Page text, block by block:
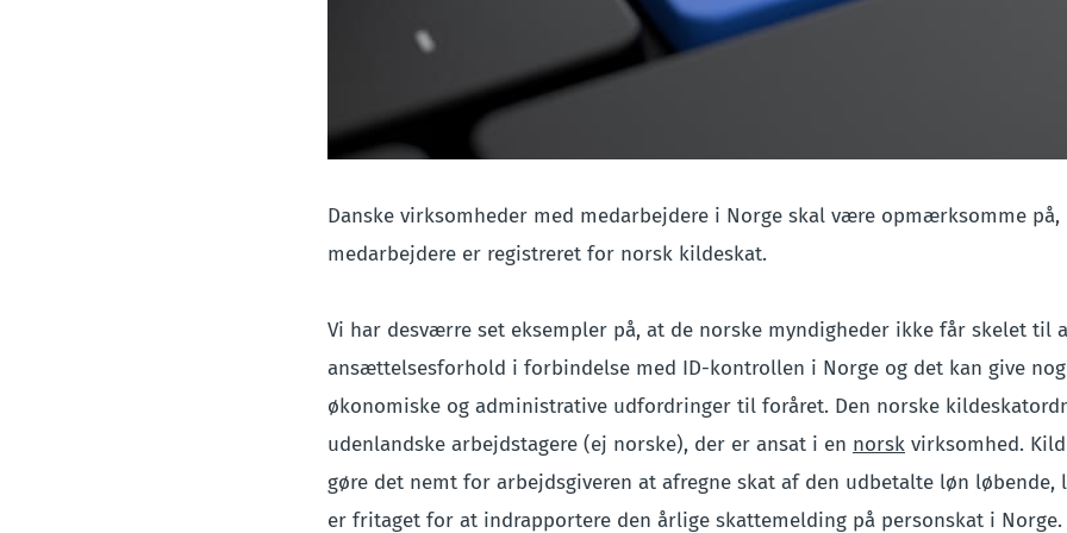
Danske virksomheder med medarbejdere i Norge skal være opmærksomme på,
medarbejdere er registreret for norsk kildeskat.
Vi har desværre set eksempler på, at de norske myndigheder ikke får skelet til
ansættelsesforhold i forbindelse med ID-kontrollen i Norge og det kan give
økonomiske og administrative udfordringer til foråret. Den norske
udenlandske arbejdstagere (ej norske), der er ansat i en norsk virksomhed.
gøre det nemt for arbejdsgiveren at afregne skat af den udbetalte løn løbende,
er fritaget for at indrapportere den årlige skattemelding på personskat i Norge.